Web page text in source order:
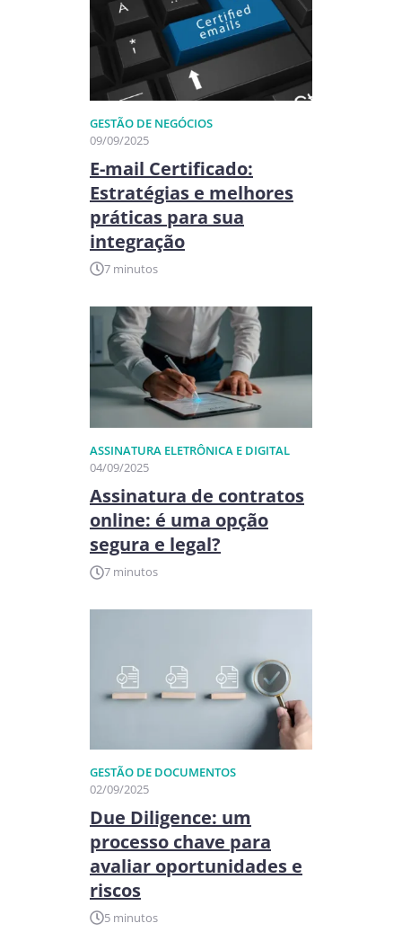
GESTÃO DE NEGÓCIOS​
09/09/2025
E-mail Certificado:
Estratégias e melhores
práticas para sua
integração
7 minutos
ASSINATURA ELETRÔNICA E DIGITAL
04/09/2025
Assinatura de contratos
online: é uma opção
segura e legal?
7 minutos
GESTÃO DE DOCUMENTOS
02/09/2025
Due Diligence: um
processo chave para
avaliar oportunidades e
riscos
5 minutos